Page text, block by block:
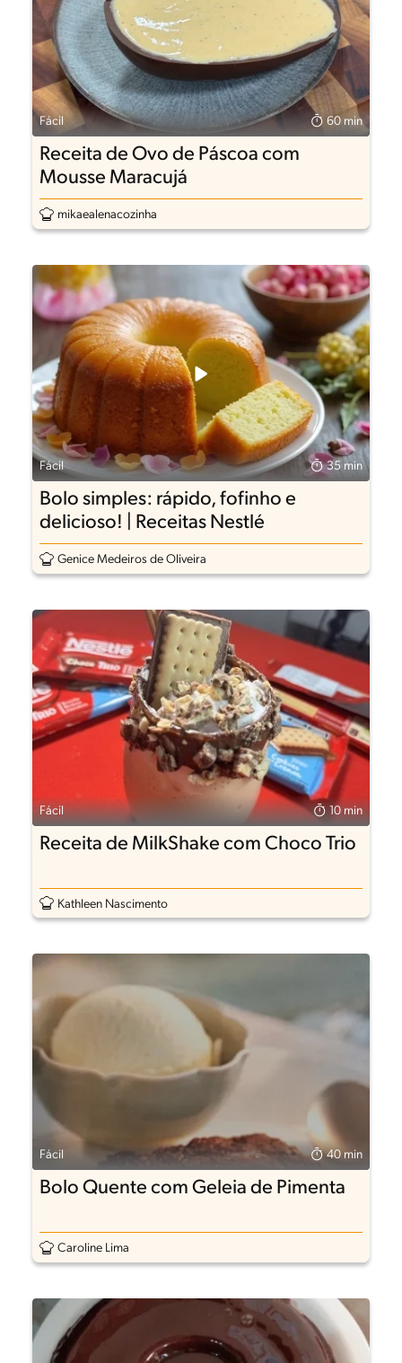
Fácil 60 min
Receita de Ovo de Páscoa com
Mousse Maracujá
mikaealenacozinha
Fácil 35 min
Bolo simples: rápido, fofinho e
delicioso! | Receitas Nestlé
Genice Medeiros de Oliveira
Fácil 10 min
Receita de MilkShake com Choco Trio
Kathleen Nascimento
Fácil 40 min
Bolo Quente com Geleia de Pimenta
Caroline Lima